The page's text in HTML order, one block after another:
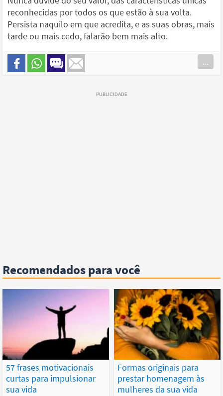
reconhecidas por todos os que estão à sua volta.
Persista naquilo em que acredita, e as suas obras, mais
tarde ou mais cedo, falarão bem mais alto.
...
Recomendados para você
57 frases motivacionais
curtas para impulsionar
sua vida
Formas originais para
prestar homenagem às
mulheres da sua vida